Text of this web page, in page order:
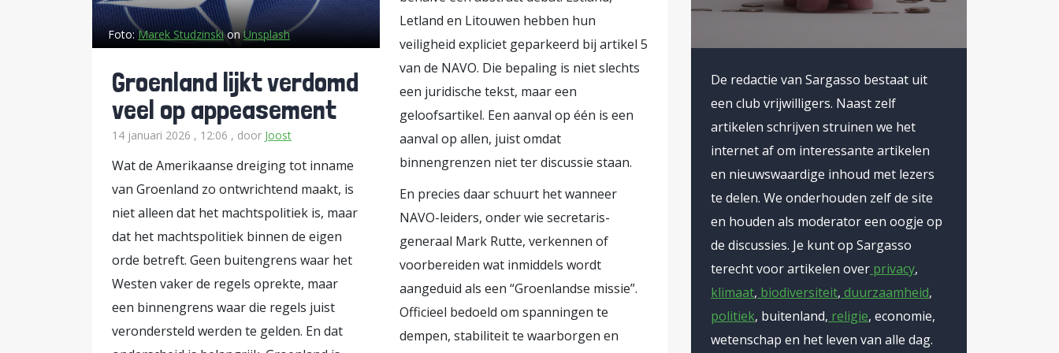
geconfronteerd met een duivels dilemma en is hij bepaald niet de enige die voor Trump
buigt. Hetzelfde geldt voor de Tweede Kamer: een motie om de oorlog in Iran te veroordelen
als ‘een schending van het internationaal recht’ werd alleen door de indieners gesteund
(DENK, GroenLinks-PvdA, SP, PvdD en Volt).[1] De geschetste tegenstelling tussen principes en
pragmatisme is echter een valse tegenstelling. Het ‘principiële’ perspectief is niet zo
ingewikkeld: de Amerikaanse sloopkogelpolitiek heeft internationaal recht naar de
prullenbak verwezen en Iran is daar het zoveelste voorbeeld van. Trump heeft zich door
Netanyahu een oorlog in laten rommelen zonder duidelijke doelstellingen, zonder plan, en
zonder exit-strategie. Wederom waren zijn schoonzoon Kushner en zijn zakenvriendje,
vastgoedmagnaat Witkoff, de onderhandelaars. Ze hadden geen nucleaire experts
meegenomen, zoals gebruikelijk is, maar zeiden zich goed te hebben ‘ingelezen’. Op het
moment dat een nucleair akkoord volgens experts die ‘toevallig’ in de buurt waren – zoals de
Britse nationale veiligheidsadviseur Jonathan Powell – binnen handbereik was, bevalen
Kushner en Witkoff Trump aan om een oorlog te starten. Ondertussen zijn de inwoners van
Foto:Marek StudzinskionUnsplash
Groenland lijkt verdomd
veel op appeasement
14 januari 2026 , 12:06 , door Joost
Wat de Amerikaanse dreiging tot inname
van Groenland zo ontwrichtend maakt, is
niet alleen dat het machtspolitiek is, maar
dat het machtspolitiek binnen de eigen
orde betreft. Geen buitengrens waar het
Westen vaker de regels oprekte, maar
een binnengrens waar die regels juist
verondersteld werden te gelden. En dat
Letland en Litouwen hebben hun
veiligheid expliciet geparkeerd bij artikel 5
van de NAVO. Die bepaling is niet slechts
een juridische tekst, maar een
geloofsartikel. Een aanval op één is een
aanval op allen, juist omdat
binnengrenzen niet ter discussie staan.
En precies daar schuurt het wanneer
NAVO-leiders, onder wie secretaris-
generaal Mark Rutte, verkennen of
voorbereiden wat inmiddels wordt
aangeduid als een “Groenlandse missie”.
Officieel bedoeld om spanningen te
dempen, stabiliteit te waarborgen en
De redactie van Sargasso bestaat uit
een club vrijwilligers. Naast zelf
artikelen schrijven struinen we het
internet af om interessante artikelen
en nieuwswaardige inhoud met lezers
te delen. We onderhouden zelf de site
en houden als moderator een oogje op
de discussies. Je kunt op Sargasso
terecht voor artikelen over privacy,
klimaat, biodiversiteit, duurzaamheid,
politiek, buitenland, religie, economie,
wetenschap en het leven van alle dag.